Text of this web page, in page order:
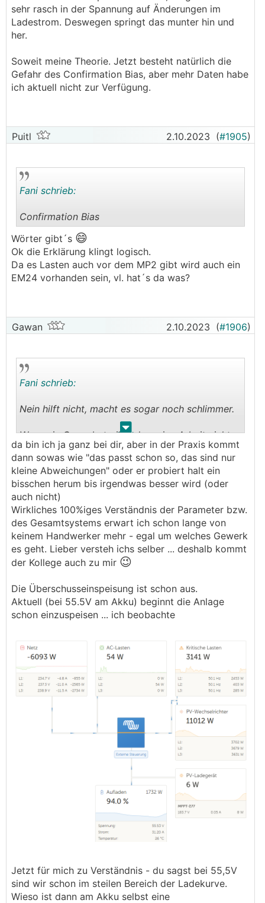
sehr rasch in der Spannung auf Änderungen im
Ladestrom. Deswegen springt das munter hin und
her.
Soweit meine Theorie. Jetzt besteht natürlich die
Gefahr des Confirmation Bias, aber mehr Daten habe
ich aktuell nicht zur Verfügung.
Puitl 2.10.2023 (#1905)
Fani schrieb:
Confirmation Bias
Wörter gibt´s 😄
Ok die Erklärung klingt logisch.
Da es Lasten auch vor dem MP2 gibt wird auch ein
EM24 vorhanden sein, vl. hat´s da was?
Gawan 2.10.2023 (#1906)
. .
Fani schrieb:
Nein hilft nicht, macht es sogar noch schlimmer.
Wenn ein Gewerbetreibender seine Arbeit nicht
mach oder kann, dann sollte er mal dafür zur
Verantwortung gezogen werden, er hat dafür ja
Geld bekommen (oder im optimalen Fall noch
nicht).
Ich bin gerne behilflich euch auf den
vermeindtlich richtigen Lösungsweg zu bringen,
die konkrete Umsetzung obliegt aber ihm. Es
wird hier kein Gewerbetreibender kostenlosen
Support anbieten.
Ich wiederhole meinen Vorschlag, im ESS die DC
Überschusseinspeisung ausschalten. Du hast
noch eine Stunde bis 12 Uhr, wenn das Verhalten
vergleichbaren Spannungsbereich ist), haben wir
mal einen Workaround.
da bin ich ja ganz bei dir, aber in der Praxis kommt
dann sowas wie "das passt schon so, das sind nur
kleine Abweichungen" oder er probiert halt ein
bisschen herum bis irgendwas besser wird (oder
auch nicht)
Wirkliches 100%iges Verständnis der Parameter bzw.
des Gesamtsystems erwart ich schon lange von
keinem Handwerker mehr - egal um welches Gewerk
es geht. Lieber versteh ichs selber ... deshalb kommt
der Kollege auch zu mir 😉
Die Überschusseinspeisung ist schon aus.
Aktuell (bei 55.5V am Akku) beginnt die Anlage
schon einzuspeisen ... ich beobachte
Jetzt für mich zu Verständnis - du sagst bei 55,5V
sind wir schon im steilen Bereich der Ladekurve.
Wieso ist dann am Akku selbst eine